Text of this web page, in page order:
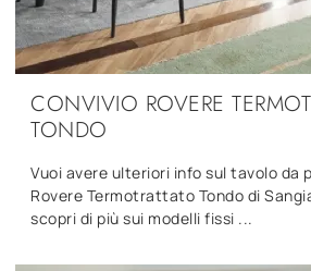
CONVIVIO ROVERE
TONDO
Vuoi avere ulteriori info sul tavolo da
Rovere Termotrattato Tondo di
scopri di più sui modelli fissi ...